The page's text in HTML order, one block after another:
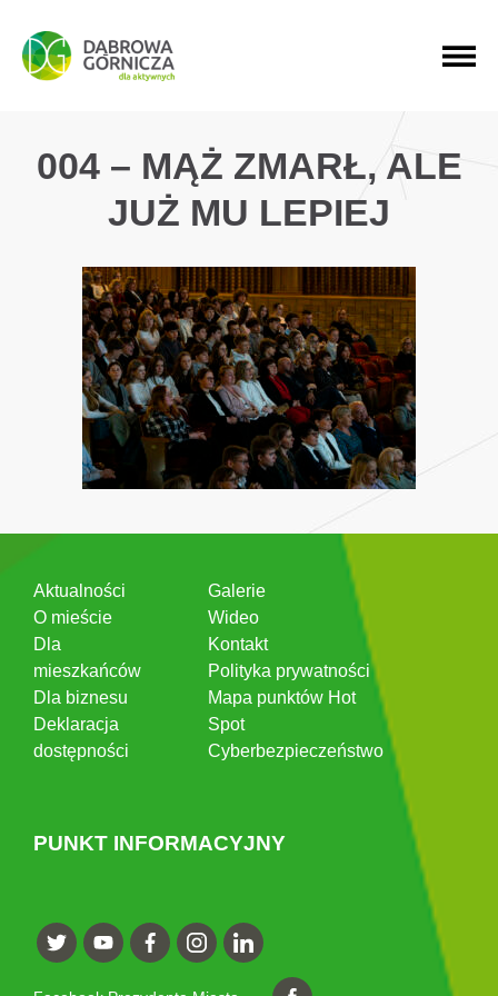
PRZEJDŹ DO MENU GŁÓWNEGO
PRZEJDŹ DO WYSZUKIWARKI
PRZEJDŹ DO TREŚCI
004 – MĄŻ ZMARŁ, ALE
JUŻ MU LEPIEJ
Aktualności
O mieście
Dla
mieszkańców
Dla biznesu
Deklaracja
dostępności
Galerie
Wideo
Kontakt
Polityka prywatności
Mapa punktów Hot
Spot
Cyberbezpieczeństwo
PUNKT INFORMACYJNY